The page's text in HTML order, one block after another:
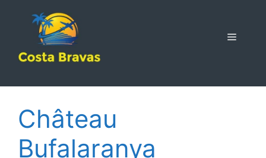
MENU
Château
Bufalaranya